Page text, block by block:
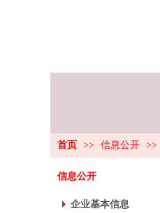
首页 >> 信息公开 >>
信息公开
企业基本信息